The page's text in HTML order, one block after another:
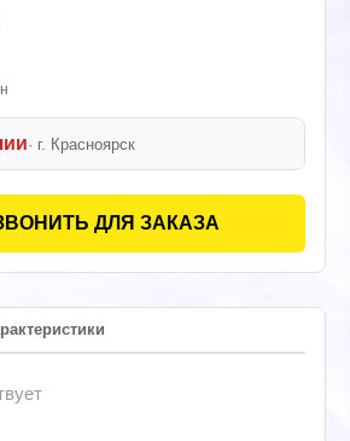
· г. Красноярск
ДЛЯ ЗАКАЗА